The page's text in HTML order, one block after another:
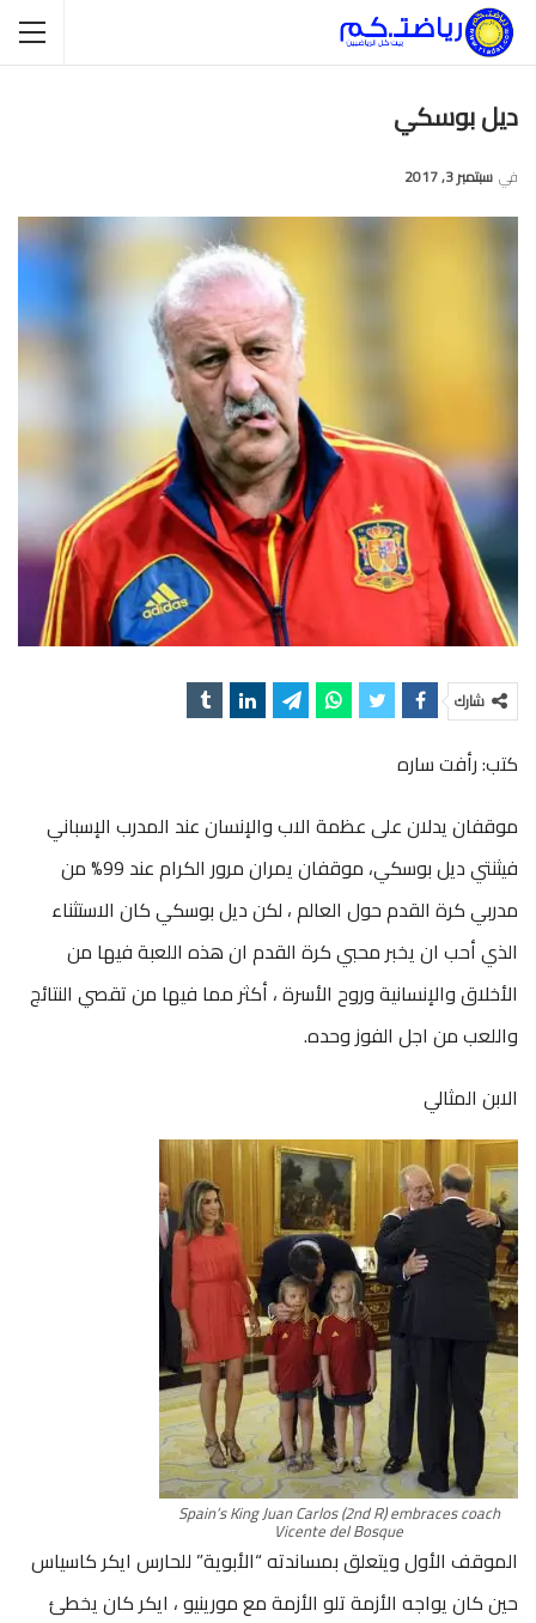
ديل بوسكي
في سبتمبر 3, 2017
شارك
كتب: رأفت ساره
موقفان يدلان على عظمة الاب والإنسان عند المدرب الإسباني
فيثنتي ديل بوسكي، موقفان يمران مرور الكرام عند 99% من
مدربي كرة القدم حول العالم ، لكن ديل بوسكي كان الاستثناء
الذي أحب ان يخبر محبي كرة القدم ان هذه اللعبة فيها من
الأخلاق والإنسانية وروح الأسرة ، أكثر مما فيها من تقصي النتائج
واللعب من اجل الفوز وحده.
الابن المثالي
Spain’s King Juan Carlos (2nd R) embraces coach
Vicente del Bosque
الموقف الأول ويتعلق بمساندته “الأبوية” للحارس ايكر كاسياس
حين كان يواجه الأزمة تلو الأزمة مع مورينيو ، ايكر كان يخطئ